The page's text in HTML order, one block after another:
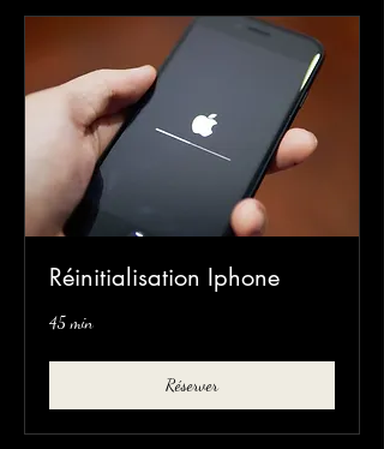
Réinitialisation Iphone
45 min
Réserver